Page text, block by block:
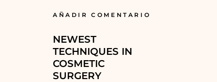
AÑADIR COMENTARIO
NEWEST
TECHNIQUES IN
COSMETIC
SURGERY